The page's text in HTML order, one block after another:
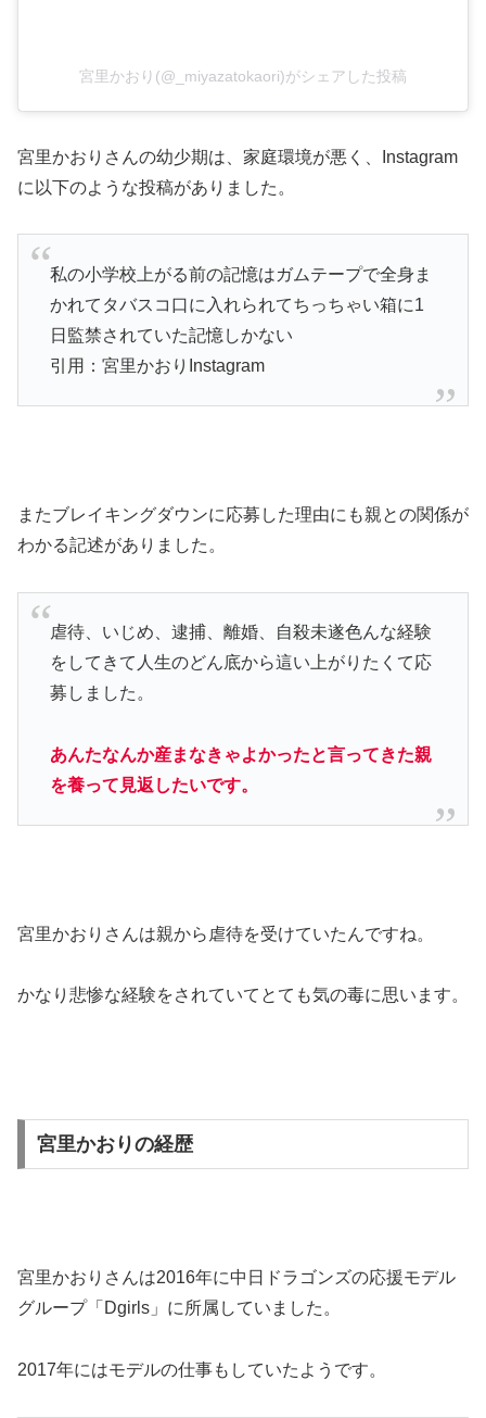
宮里かおり(@_miyazatokaori)がシェアした投稿
宮里かおりさんの幼少期は、家庭環境が悪く、Instagram
に以下のような投稿がありました。
私の小学校上がる前の記憶はガムテープで全身ま
かれてタバスコ口に入れられてちっちゃい箱に1
日監禁されていた記憶しかない
引用：宮里かおりInstagram
またブレイキングダウンに応募した理由にも親との関係が
わかる記述がありました。
虐待、いじめ、逮捕、離婚、自殺未遂色んな経験
をしてきて人生のどん底から這い上がりたくて応
募しました。
あんたなんか産まなきゃよかったと言ってきた親
を養って見返したいです。
宮里かおりさんは親から虐待を受けていたんですね。
かなり悲惨な経験をされていてとても気の毒に思います。
宮里かおりの経歴
宮里かおりさんは2016年に中日ドラゴンズの応援モデル
グループ「Dgirls」に所属していました。
2017年にはモデルの仕事もしていたようです。